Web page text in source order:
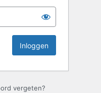
vergeten?